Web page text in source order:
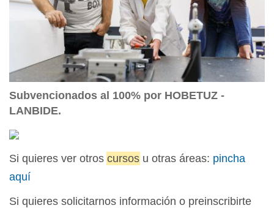
Subvencionados al 100% por HOBETUZ -
LANBIDE.
Si quieres ver otros cursos u otras áreas: pincha
aquí
Si quieres solicitarnos información o preinscribirte